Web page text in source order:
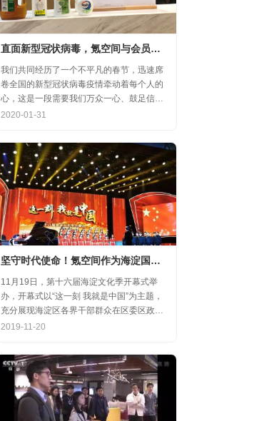
直面新型冠状病毒，氪空间与会员协力共氪疫情
我们共同经历了一个不平凡的春节，迅速席
卷全国的新型冠状病毒疫情牵动着每个人的
心，这是一段需要我们万众一心、鼓足信心
的时期，氪空间希望和优秀的你们在一起，
2020-01-31
坚守时代使命！氪空间作为海淀国庆游园保障先进代表亮相
11月19日，第十六届海淀文化季开幕式举
办，开幕式以“这一刻 我就是中国”为主题，
充分展现海淀区各界干部群众在区委区政府
的坚强领导下，在国庆服务保障工作中表现
的一流精神风貌，以及催人泪下的感人事
迹。
2019-11-20